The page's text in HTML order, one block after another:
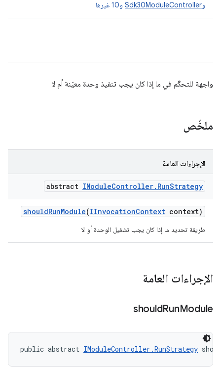
وSdk30ModuleController و10 غيرها
واجهة للتحكّم في ما إذا كان يجب تنفيذ وحدة معيّنة أم لا
ملخّص
الإجراءات العامة
abstract IModuleController. RunStrategy
shouldRunModule(IInvocationContext context)
طريقة تحديد ما إذا كان يجب تشغيل الوحدة أو لا
الإجراءات العامة
shouldRunModule
public abstract IModuleController.RunStrategy